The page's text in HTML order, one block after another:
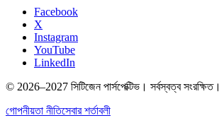
Facebook
X
Instagram
YouTube
LinkedIn
© 2026–2027 সিটিজেন পার্সপেক্টিভ। সর্বস্বত্ব সংরক্ষিত।
গোপনীয়তা নীতিসেবার শর্তাবলী